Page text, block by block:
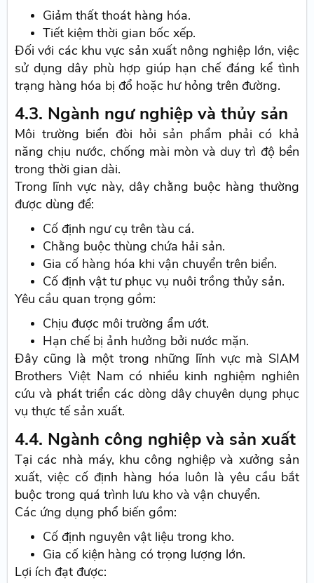
Giảm thất thoát hàng hóa.
Tiết kiệm thời gian bốc xếp.
Đối với các khu vực sản xuất nông nghiệp lớn, việc
sử dụng dây phù hợp giúp hạn chế đáng kể tình
trạng hàng hóa bị đổ hoặc hư hỏng trên đường.
4.3. Ngành ngư nghiệp và thủy sản
Môi trường biển đòi hỏi sản phẩm phải có khả
năng chịu nước, chống mài mòn và duy trì độ bền
trong thời gian dài.
Trong lĩnh vực này, dây chằng buộc hàng thường
được dùng để:
Cố định ngư cụ trên tàu cá.
Chằng buộc thùng chứa hải sản.
Gia cố hàng hóa khi vận chuyển trên biển.
Cố định vật tư phục vụ nuôi trồng thủy sản.
Yêu cầu quan trọng gồm:
Chịu được môi trường ẩm ướt.
Hạn chế bị ảnh hưởng bởi nước mặn.
Đây cũng là một trong những lĩnh vực mà SIAM
Brothers Việt Nam có nhiều kinh nghiệm nghiên
cứu và phát triển các dòng dây chuyên dụng phục
vụ thực tế sản xuất.
4.4. Ngành công nghiệp và sản xuất
Tại các nhà máy, khu công nghiệp và xưởng sản
xuất, việc cố định hàng hóa luôn là yêu cầu bắt
buộc trong quá trình lưu kho và vận chuyển.
Các ứng dụng phổ biến gồm:
Cố định nguyên vật liệu trong kho.
Gia cố kiện hàng có trọng lượng lớn.
Lợi ích đạt được: